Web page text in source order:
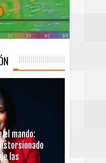
el mando:
las